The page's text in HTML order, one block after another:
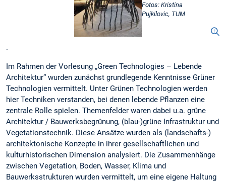
Fotos: Kristina
Pujkilovic, TUM
.
Im Rahmen der Vorlesung „Green Technologies – Lebende
Architektur“ wurden zunächst grundlegende Kenntnisse Grüner
Technologien vermittelt. Unter Grünen Technologien werden
hier Techniken verstanden, bei denen lebende Pflanzen eine
zentrale Rolle spielen. Themenfelder waren dabei u.a. grüne
Architektur / Bauwerksbegrünung, (blau-)grüne Infrastruktur und
Vegetationstechnik. Diese Ansätze wurden als (landschafts-)
architektonische Konzepte in ihrer gesellschaftlichen und
kulturhistorischen Dimension analysiert. Die Zusammenhänge
zwischen Vegetation, Boden, Wasser, Klima und
Bauwerksstrukturen wurden vermittelt, um eine eigene Haltung